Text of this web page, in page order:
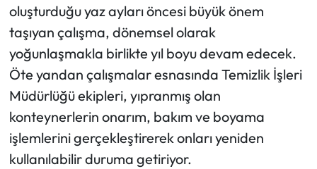
oluşturduğu yaz ayları öncesi büyük önem
taşıyan çalışma, dönemsel olarak
yoğunlaşmakla birlikte yıl boyu devam edecek.
Öte yandan çalışmalar esnasında Temizlik İşleri
Müdürlüğü ekipleri, yıpranmış olan
konteynerlerin onarım, bakım ve boyama
işlemlerini gerçekleştirerek onları yeniden
kullanılabilir duruma getiriyor.